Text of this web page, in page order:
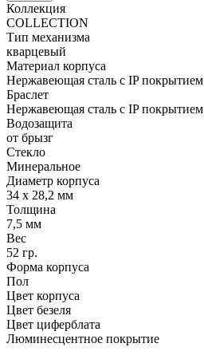
Коллекция
COLLECTION
Тип механизма
кварцевый
Материал корпуса
Нержавеющая сталь с IP покрытием
Браслет
Нержавеющая сталь с IP покрытием
Водозащита
от брызг
Стекло
Минеральное
Диаметр корпуса
34 x 28,2 мм
Толщина
7,5 мм
Вес
52 гр.
Форма корпуса
Пол
Цвет корпуса
Цвет безеля
Цвет циферблата
Люминесцентное покрытие